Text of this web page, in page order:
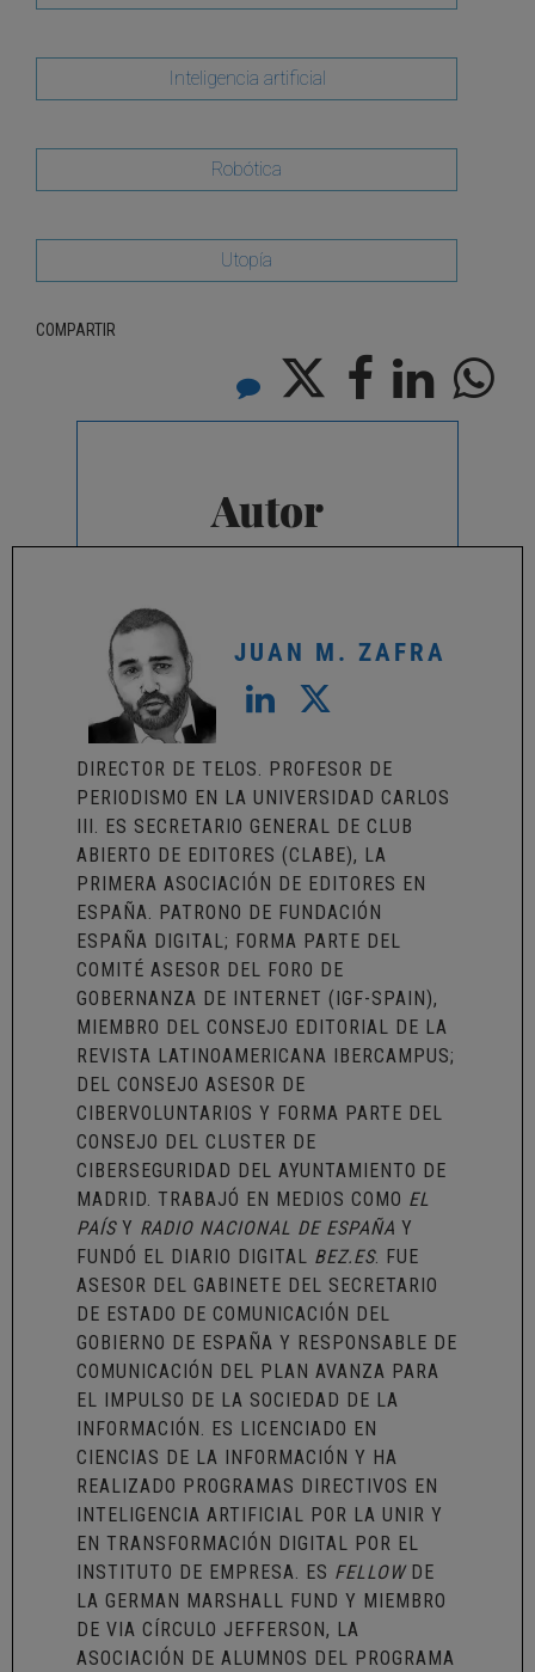
Inteligencia artificial
Robótica
Utopía
COMPARTIR
Autor
JUAN M. ZAFRA
DIRECTOR DE TELOS. PROFESOR DE
PERIODISMO EN LA UNIVERSIDAD CARLOS
III. ES SECRETARIO GENERAL DECLUB
ABIERTO DE EDITORES (CLABE), LA
PRIMERA ASOCIACIÓN DE EDITORES EN
ESPAÑA. PATRONO DE FUNDACIÓN
ESPAÑA DIGITAL; FORMA PARTE DEL
COMITÉ ASESOR DEL FORO DE
GOBERNANZA DE INTERNET (IGF-SPAIN),
MIEMBRO DEL CONSEJO EDITORIAL DE LA
REVISTA LATINOAMERICANA IBERCAMPUS;
DEL CONSEJO ASESOR DE
CIBERVOLUNTARIOS Y FORMA PARTE DEL
CONSEJO DELCLUSTER DE
CIBERSEGURIDAD DEL AYUNTAMIENTO DE
MADRID. TRABAJÓ EN MEDIOS COMO EL
PAÍSY RADIO NACIONAL DE ESPAÑA Y
FUNDÓ EL DIARIO DIGITAL BEZ.ES. FUE
ASESOR DEL GABINETE DEL SECRETARIO
DE ESTADO DE COMUNICACIÓN DEL
GOBIERNO DE ESPAÑA Y RESPONSABLE DE
COMUNICACIÓN DEL PLAN AVANZA PARA
EL IMPULSO DE LA SOCIEDAD DE LA
INFORMACIÓN. ES LICENCIADO EN
CIENCIAS DE LA INFORMACIÓN Y HA
REALIZADO PROGRAMAS DIRECTIVOS EN
INTELIGENCIA ARTIFICIAL POR LA UNIR Y
EN TRANSFORMACIÓN DIGITAL POR EL
INSTITUTO DE EMPRESA. ES FELLOWDE
LA GERMAN MARSHALL FUND Y MIEMBRO
DE VIA CÍRCULO JEFFERSON, LA
ASOCIACIÓN DE ALUMNOS DEL PROGRAMA